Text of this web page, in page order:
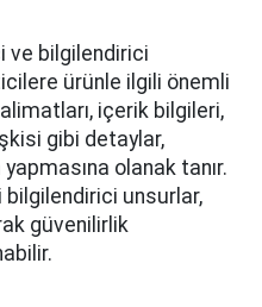
ve bilgilendirici
ürünle ilgili önemli
içerik bilgileri,
gibi detaylar,
olanak tanır.
bilgilendirici unsurlar,
güvenilirlik